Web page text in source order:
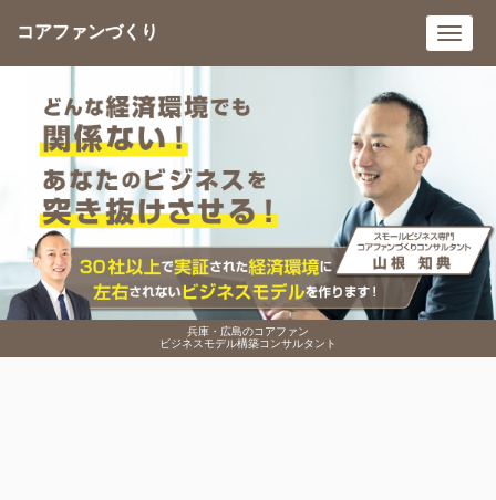
兵庫・広島のコアファン
ビジネスモデル構築コンサルタント
コアファンづくり